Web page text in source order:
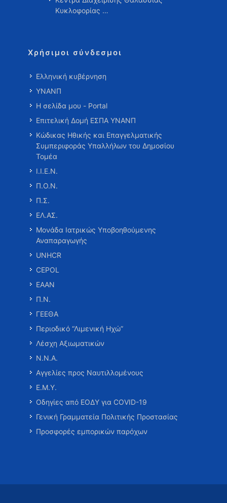
Κυκλοφορίας …
Χρήσιμοι σύνδεσμοι
Ελληνική κυβέρνηση
ΥΝΑΝΠ
Η σελίδα μου - Portal
Επιτελική Δομή ΕΣΠΑ ΥΝΑΝΠ
Κώδικας Ηθικής και Επαγγελματικής
Συμπεριφοράς Υπαλλήλων του Δημοσίου
Τομέα
Ι.Ι.Ε.Ν.
Π.Ο.Ν.
Π.Σ.
ΕΛ.ΑΣ.
Μονάδα Ιατρικώς Υποβοηθούμενης
Αναπαραγωγής
UNHCR
CEPOL
ΕΑΑΝ
Π.Ν.
ΓΕΕΘΑ
Περιοδικό “Λιμενική Ηχώ”
Λέσχη Αξιωματικών
Ν.Ν.Α.
Αγγελίες προς Ναυτιλλομένους
Ε.Μ.Υ.
Οδηγίες από ΕΟΔΥ για COVID-19
Γενική Γραμματεία Πολιτικής Προστασίας
Προσφορές εμπορικών παρόχων